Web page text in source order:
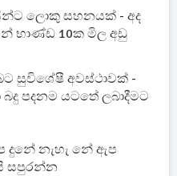
ලොකු සහනයක් - අද
භාණ්ඩ 10ක මිල අඩු
සුවිශේෂී අවස්ථාවක් -
බදු පදනම යටතේ ලබාදීමට
දුනේ නැහැ නේ ඇප
සපුරන්න